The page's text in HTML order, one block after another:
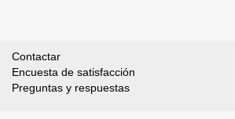
Contactar
Encuesta de satisfacción
Preguntas y respuestas